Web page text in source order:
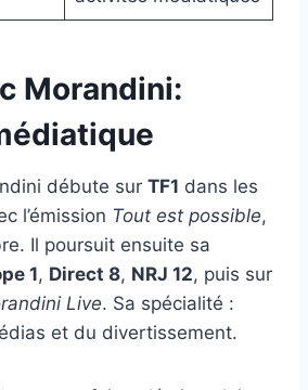
Morandini:
débute sur TF1 dans les
l’émission Tout est possible,
Il poursuit ensuite sa
1, Direct 8, NRJ 12, puis sur
Live. Sa spécialité :
et du divertissement.